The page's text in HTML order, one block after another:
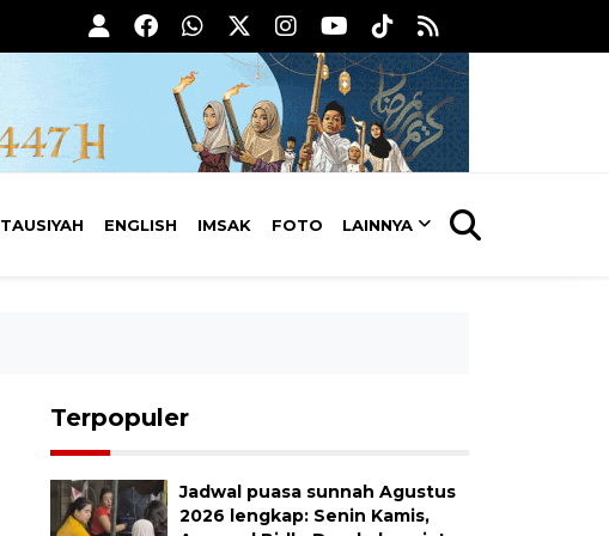
TAUSIYAH ENGLISH IMSAK FOTO LAINNYA
Terpopuler
Jadwal puasa sunnah Agustus
2026 lengkap: Senin Kamis,